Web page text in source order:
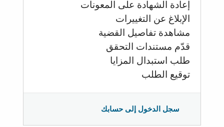
إعادة الشهادة على المعونات
الإبلاغ عن التغييرات
مشاهدة تفاصيل القضية
قدّم مستندات التحقق
طلب استبدال المزايا
توقيع الطلب
سجل الدخول إلى حسابك